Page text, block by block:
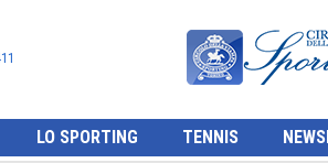
LO SPORTING TENNIS